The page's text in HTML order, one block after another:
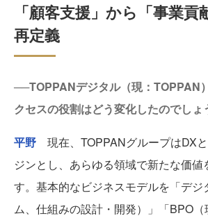
「顧客支援」から「事業貢
再定義
──TOPPANデジタル（現：TOPPAN
クセスの役割はどう変化したのでしょ
平野 現在、TOPPANグループはDX
ジンとし、あらゆる領域で新たな価値
す。基本的なビジネスモデルを「デジ
ム、仕組みの設計・開発）」「BPO（